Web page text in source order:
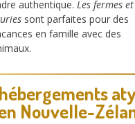
authentique. Les fermes et
sont parfaites pour des
en famille avec des
Nouvelle-